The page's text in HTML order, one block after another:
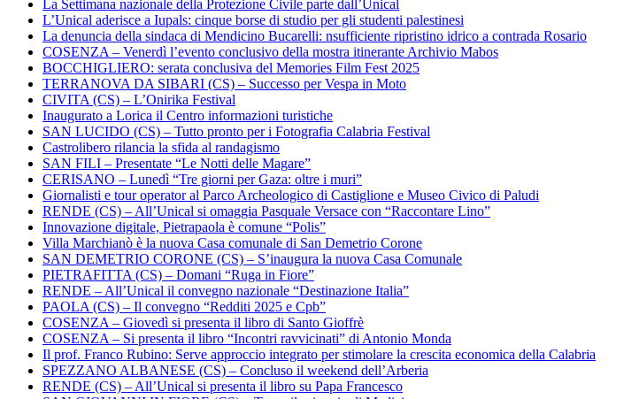
La Settimana nazionale della Protezione Civile parte dall’Unical
L’Unical aderisce a Iupals: cinque borse di studio per gli studenti palestinesi
La denuncia della sindaca di Mendicino Bucarelli: nsufficiente ripristino idrico a contrada Rosario
COSENZA – Venerdì l’evento conclusivo della mostra itinerante Archivio Mabos
BOCCHIGLIERO: serata conclusiva del Memories Film Fest 2025
TERRANOVA DA SIBARI (CS) – Successo per Vespa in Moto
CIVITA (CS) – L’Onirika Festival
Inaugurato a Lorica il Centro informazioni turistiche
SAN LUCIDO (CS) – Tutto pronto per i Fotografia Calabria Festival
Castrolibero rilancia la sfida al randagismo
SAN FILI – Presentate “Le Notti delle Magare”
CERISANO – Lunedì “Tre giorni per Gaza: oltre i muri”
Giornalisti e tour operator al Parco Archeologico di Castiglione e Museo Civico di Paludi
RENDE (CS) – All’Unical si omaggia Pasquale Versace con “Raccontare Lino”
Innovazione digitale, Pietrapaola è comune “Polis”
Villa Marchianò è la nuova Casa comunale di San Demetrio Corone
SAN DEMETRIO CORONE (CS) – S’inaugura la nuova Casa Comunale
PIETRAFITTA (CS) – Domani “Ruga in Fiore”
RENDE – All’Unical il convegno nazionale “Destinazione Italia”
PAOLA (CS) – Il convegno “Redditi 2025 e Cpb”
COSENZA – Giovedì si presenta il libro di Santo Gioffrè
COSENZA – Si presenta il libro “Incontri ravvicinati” di Antonio Monda
Il prof. Franco Rubino: Serve approccio integrato per stimolare la crescita economica della Calabria
SPEZZANO ALBANESE (CS) – Concluso il weekend dell’Arberia
RENDE (CS) – All’Unical si presenta il libro su Papa Francesco